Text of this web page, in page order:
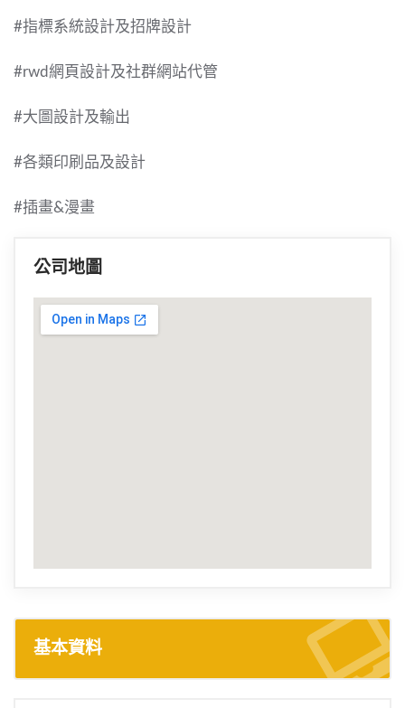
#指標系統設計及招牌設計
#rwd網頁設計及社群網站代管
#大圖設計及輸出
#各類印刷品及設計
#插畫&漫畫
公司地圖
基本資料